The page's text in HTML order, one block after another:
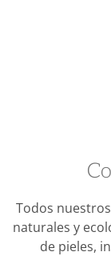
Todos
naturales y
de pieles,